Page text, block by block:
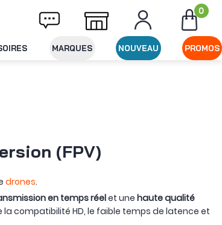
dès 49€ d'achat 0
MARQUES NOUVEAU PROMOS
(FPV)
drones.
en temps réelet une haute qualité
compatibilité HD, le faible temps de latence et